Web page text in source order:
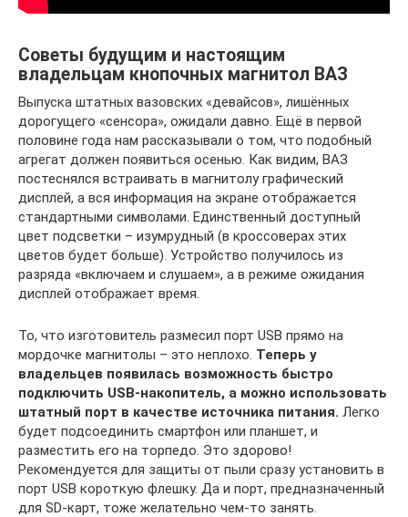
Советы будущим и настоящим
владельцам кнопочных магнитол ВАЗ
Выпуска штатных вазовских «девайсов», лишённых
дорогущего «сенсора», ожидали давно. Ещё в первой
половине года нам рассказывали о том, что подобный
агрегат должен появиться осенью. Как видим, ВАЗ
постеснялся встраивать в магнитолу графический
дисплей, а вся информация на экране отображается
стандартными символами. Единственный доступный
цвет подсветки – изумрудный (в кроссоверах этих
цветов будет больше). Устройство получилось из
разряда «включаем и слушаем», а в режиме ожидания
дисплей отображает время.
То, что изготовитель размесил порт USB прямо на
мордочке магнитолы – это неплохо. Теперь у
владельцев появилась возможность быстро
подключить USB-накопитель, а можно использовать
штатный порт в качестве источника питания. Легко
будет подсоединить смартфон или планшет, и
разместить его на торпедо. Это здорово!
Рекомендуется для защиты от пыли сразу установить в
порт USB короткую флешку. Да и порт, предназначенный
для SD-карт, тоже желательно чем-то занять.